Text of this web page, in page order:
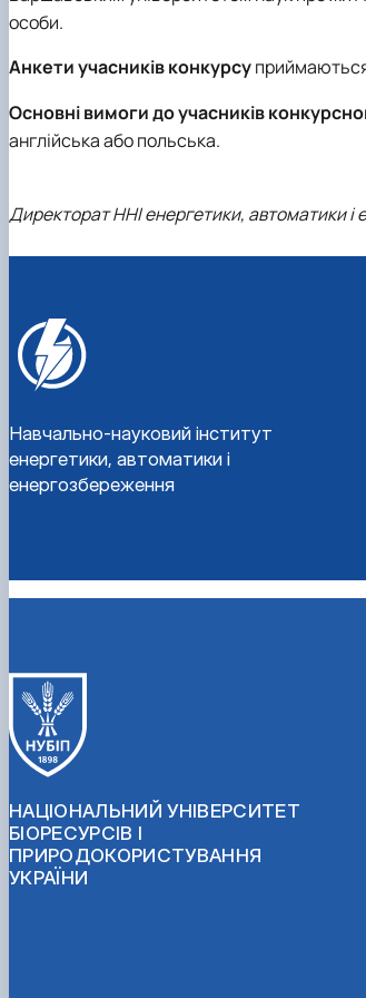
Дуальна форма навчання
Наукові гуртки
Анкетування
Популяризація природничих наук
особи.
Анкети учасників конкурсу
Основні вимоги до учасників
англійська або польська.
Директорат ННІ енергетики, автоматики і
Навчально-науковий інститут
енергетики, автоматики і
енергозбереження
НАЦІОНАЛЬНИЙ УНІВЕРСИТЕТ
БІОРЕСУРСІВ І
ПРИРОДОКОРИСТУВАННЯ
УКРАЇНИ